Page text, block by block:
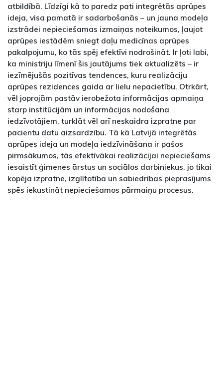
atbildībā. Līdzīgi kā to paredz pati integrētās aprūpes
ideja, visa pamatā ir sadarbošanās – un jauna modeļa
izstrādei nepieciešamas izmaiņas noteikumos, ļaujot
aprūpes iestādēm sniegt daļu medicīnas aprūpes
pakalpojumu, ko tās spēj efektīvi nodrošināt. Ir ļoti labi,
ka ministriju līmenī šis jautājums tiek aktualizēts – ir
iezīmējušās pozitīvas tendences, kuru realizāciju
aprūpes rezidences gaida ar lielu nepacietību. Otrkārt,
vēl joprojām pastāv ierobežota informācijas apmaiņa
starp institūcijām un informācijas nodošana
iedzīvotājiem, turklāt vēl arī neskaidra izpratne par
pacientu datu aizsardzību. Tā kā Latvijā integrētās
aprūpes ideja un modeļa iedzīvināšana ir pašos
pirmsākumos, tās efektīvākai realizācijai nepieciešams
iesaistīt ģimenes ārstus un sociālos darbiniekus, jo tikai
kopēja izpratne, izglītotība un sabiedrības pieprasījums
spēs iekustināt nepieciešamos pārmaiņu procesus.